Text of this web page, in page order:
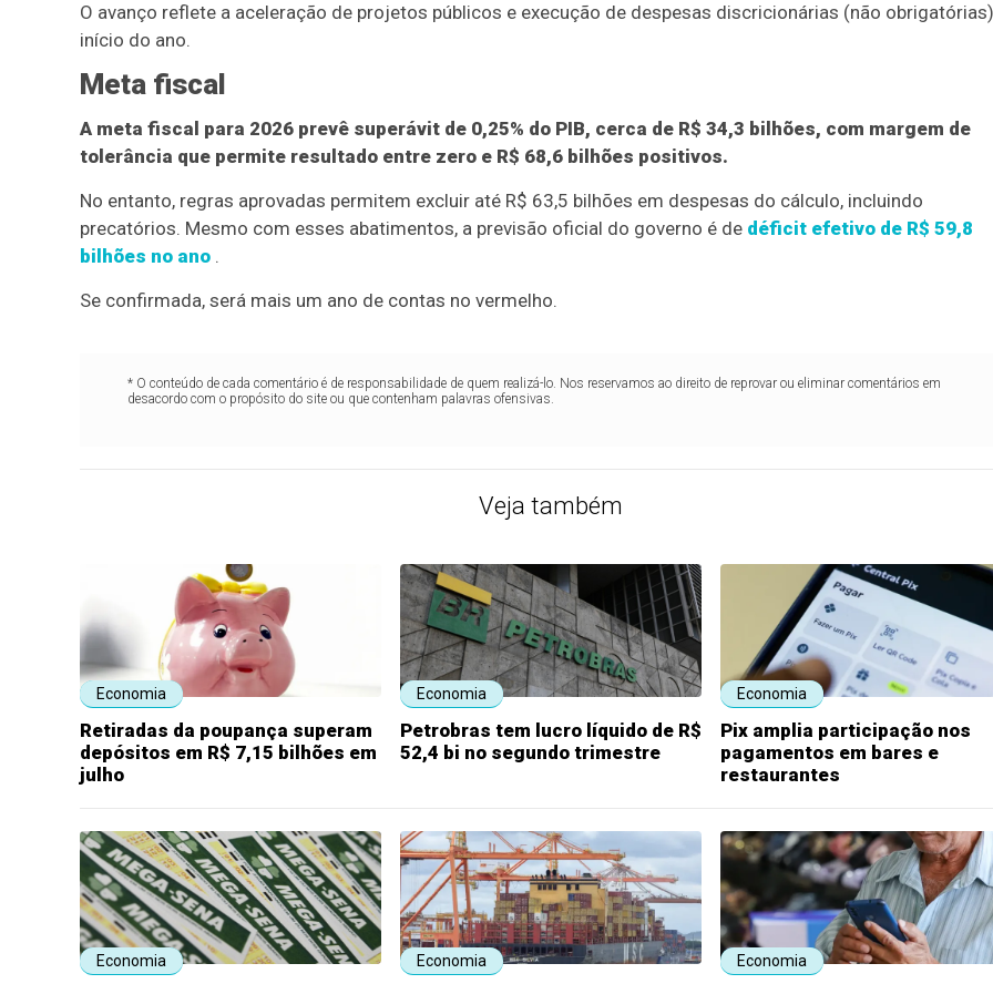
O avanço reflete a aceleração de projetos públicos e execução de despesas discricionárias (não
início do ano.
Meta fiscal
A meta fiscal para 2026 prevê superávit de 0,25% do PIB, cerca de R$ 34,3 bilhões, com margem de
tolerância que permite resultado entre zero e R$ 68,6 bilhões positivos.
No entanto, regras aprovadas permitem excluir até R$ 63,5 bilhões em despesas do cálculo, incluindo
precatórios. Mesmo com esses abatimentos, a previsão oficial do governo é de déficit efetivo de R$ 59,8
bilhões no ano .
Se confirmada, será mais um ano de contas no vermelho.
* O conteúdo de cada comentário é de responsabilidade de quem realizá-lo. Nos reservamos ao direito de reprovar ou eliminar comentários em
desacordo com o propósito do site ou que contenham palavras ofensivas.
Veja também
Economia
Retiradas da poupança superam
depósitos em R$ 7,15 bilhões em
julho
Economia
Petrobras tem lucro líquido de R$
52,4 bi no segundo trimestre
Economia
Pix amplia participação nos
pagamentos em bares e
restaurantes
Economia Economia Economia